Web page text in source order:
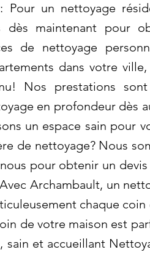
Pour un nettoyage
dès maintenant pour
de nettoyage
dans votre
Nos prestations
en profondeur dès
un espace sain pour
de nettoyage? Nous
pour obtenir un
Archambault, un
chaque
de votre maison est
et accueillant